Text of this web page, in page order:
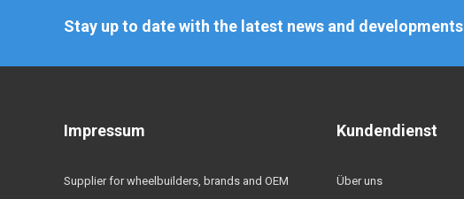
Stay up to date with the latest news and developments
Impressum
Supplier for wheelbuilders, brands and OEM
Kundendienst
Über uns